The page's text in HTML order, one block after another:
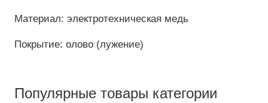
Материал: электротехническая медь
Покрытие: олово (лужение)
Популярные товары категории